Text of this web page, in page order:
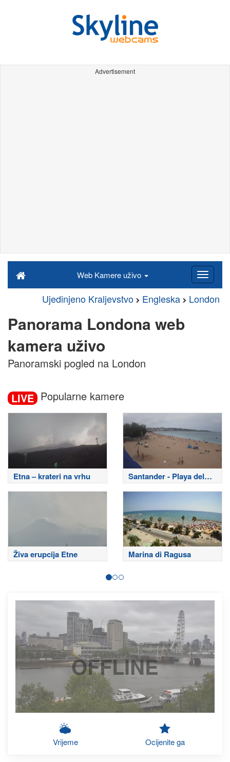
Advertisement
Web Kamere uživo
Ujedinjeno Kraljevstvo Engleska London
Panorama Londona web
kamera uživo
Panoramski pogled na London
LIVE Popularne kamere
Etna – krateri na vrhu
Santander - Playa del
Sardinero
Živa erupcija Etne Marina di Ragusa
OFFLINE
Vrijeme Ocijenite ga